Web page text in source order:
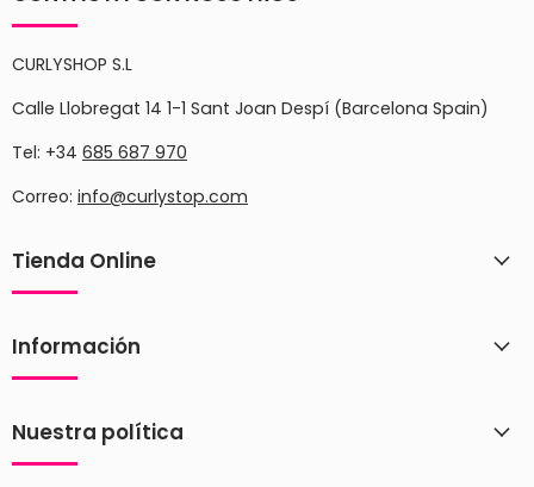
CURLYSHOP S.L
Calle Llobregat 14 1-1 Sant Joan Despí (Barcelona Spain)
Tel: +34 685 687 970
Correo: info@curlystop.com
Tienda Online
Información
Nuestra política